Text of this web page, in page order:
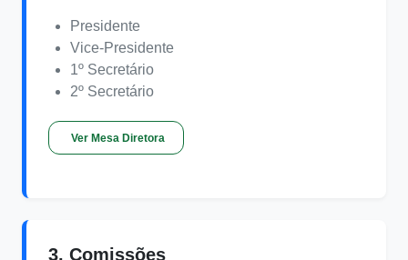
Presidente
Vice-Presidente
1º Secretário
2º Secretário
Ver Mesa Diretora
3. Comissões